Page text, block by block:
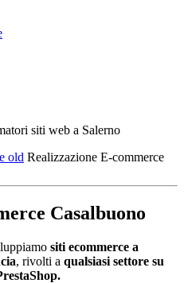
siti web a Salerno
old Realizzazione E-commerce
Casalbuono
siti ecommerce a
, rivolti a qualsiasi settore su